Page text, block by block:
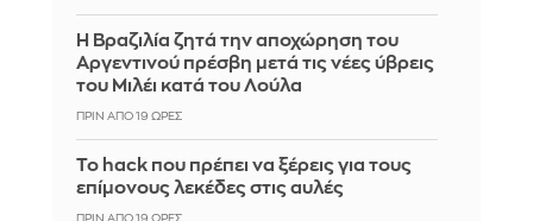
Η Βραζιλία ζητά την αποχώρηση του
Αργεντινού πρέσβη μετά τις νέες ύβρεις
του Μιλέι κατά του Λούλα
ΠΡΙΝ ΑΠΌ 19 ΏΡΕΣ
Το hack που πρέπει να ξέρεις για τους
επίμονους λεκέδες στις αυλές